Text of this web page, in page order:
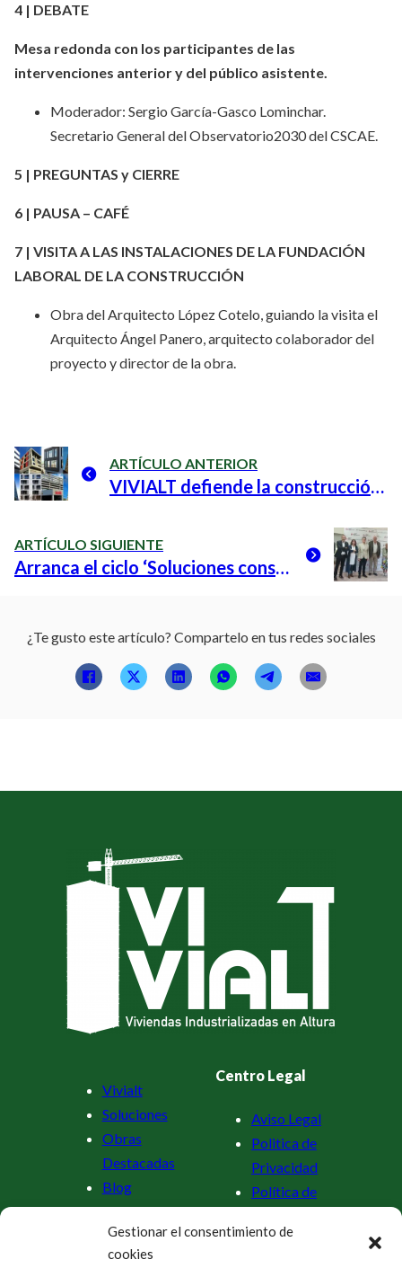
Gestionar el consentimiento de
cookies
4 | DEBATE
Mesa redonda con los participantes de las
intervenciones anterior y del público asistente.
Moderador: Sergio García-Gasco Lominchar.
Secretario General del Observatorio2030 del CSCAE.
5 | PREGUNTAS y CIERRE
6 | PAUSA – CAFÉ
7 | VISITA A LAS INSTALACIONES DE LA FUNDACIÓN
LABORAL DE LA CONSTRUCCIÓN
Obra del Arquitecto López Cotelo, guiando la visita el
Arquitecto Ángel Panero, arquitecto colaborador del
proyecto y director de la obra.
ARTÍCULO ANTERIOR
VIVIALT defiende la construcción industrializada de viviendas en altura como una alternativa sostenible
ARTÍCULO SIGUIENTE
Arranca el ciclo ‘Soluciones constructivas industrializadas’ para promover la mayor calidad en la edificación
¿Te gusto este artículo? Compartelo en tus redes sociales
Vivialt
Soluciones
Obras
Destacadas
Blog
Contacto
Centro Legal
Aviso Legal
Politica de
Privacidad
Política de